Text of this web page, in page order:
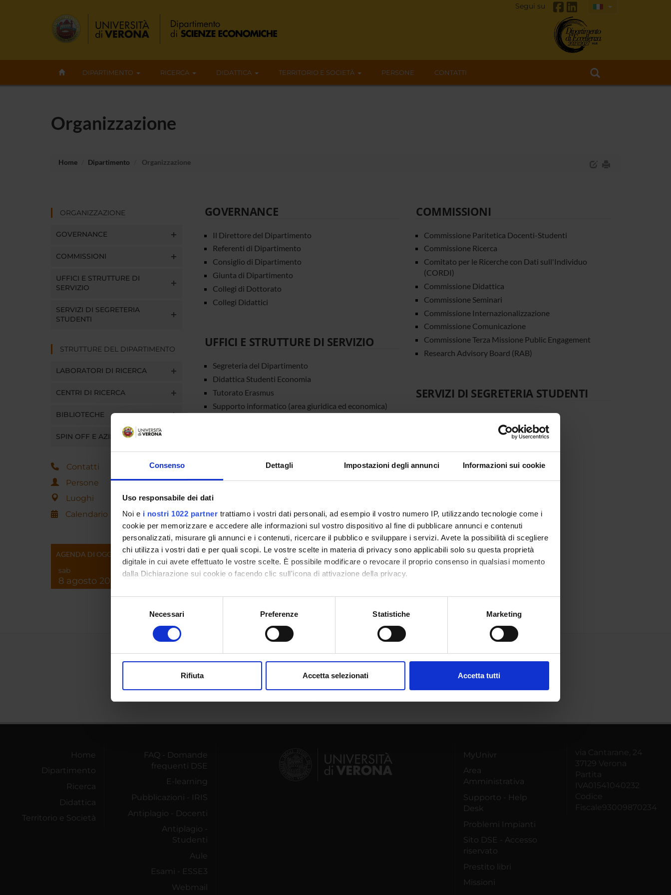
Consenso Dettagli Impostazioni degli annunci Informazioni sui cookie
Uso responsabile dei dati
Noi e i nostri 1022 partner trattiamo i vostri dati personali, ad esempio il vostro numero IP, utilizzando tecnologie come i
cookie per memorizzare e accedere alle informazioni sul vostro dispositivo al fine di pubblicare annunci e contenuti
personalizzati, misurare gli annunci e i contenuti, ricercare il pubblico e sviluppare i servizi. Avete la possibilità di scegliere
chi utilizza i vostri dati e per quali scopi. Le vostre scelte in materia di privacy sono applicabili solo su questa proprietà
digitale in cui avete effettuato le vostre scelte. È possibile modificare o revocare il proprio consenso in qualsiasi momento
dalla Dichiarazione sui cookie o facendo clic sull'icona di attivazione della privacy.
Con il tuo consenso, vorremmo anche:
raccogliere informazioni sulla tua posizione geografica, con un'approssimazione di qualche metro,
digitali).
modificare o ritirare il tuo consenso in qualsiasi momento dalla Dichiarazione sui cookie.
Necessari Preferenze Statistiche Marketing
Rifiuta Accetta selezionati Accetta tutti
Segui su
DIPARTIMENTO RICERCA DIDATTICA TERRITORIO E SOCIETÀ PERSONE CONTATTI
Organizzazione
Home Dipartimento Organizzazione
ORGANIZZAZIONE
GOVERNANCE
COMMISSIONI
UFFICI E STRUTTURE DI
SERVIZIO
SERVIZI DI SEGRETERIA
STUDENTI
STRUTTURE DEL DIPARTIMENTO
LABORATORI DI RICERCA
CENTRI DI RICERCA
BIBLIOTECHE
SPIN OFF E AZIENDE
Contatti
Persone
Luoghi
Calendario
AGENDA DI OGGI
sab
8 agosto 2026
GOVERNANCE
Il Direttore del Dipartimento
Referenti di Dipartimento
Consiglio di Dipartimento
Giunta di Dipartimento
Collegi di Dottorato
Collegi Didattici
UFFICI E STRUTTURE DI SERVIZIO
Segreteria del Dipartimento
Didattica Studenti Economia
Tutorato Erasmus
Supporto informatico (area giuridica ed economica)
COMMISSIONI
Commissione Paritetica Docenti-Studenti
Commissione Ricerca
Comitato per le Ricerche con Dati sull'Individuo
(CORDI)
Commissione Didattica
Commissione Seminari
Commissione Internazionalizzazione
Commissione Comunicazione
Commissione Terza Missione Public Engagement
Research Advisory Board (RAB)
SERVIZI DI SEGRETERIA STUDENTI
FAQ - Frequently Asked Questions
Home
Dipartimento
Ricerca
Didattica
Territorio e Società
FAQ - Domande
frequenti DSE
E-learning
Pubblicazioni - IRIS
Antiplagio - Docenti
Antiplagio -
Studenti
Aule
Esami - ESSE3
Webmail
MyUnivr
Area
Amministrativa
Supporto - Help
Desk
Problemi Impianti
Sito DSE - Accesso
riservato
Prestito libri
Missioni
via Cantarane, 24
37129 Verona
Partita
IVA01541040232
Codice
Fiscale93009870234